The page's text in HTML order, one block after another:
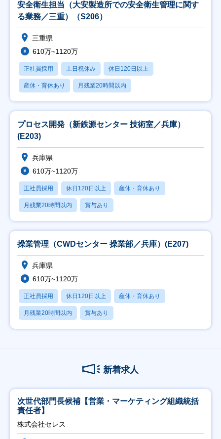
安全衛生担当（大安製造所での安全衛生管理に関す
る業務／三重）（S206）
三重県
610万~1120万
正社員採用 土日祝休み 休日120日以上
産休・育休あり 月残業20時間以内
プロセス開発（新鉄源センター 技術室／兵庫）
(E203)
兵庫県
610万~1120万
正社員採用 休日120日以上 産休・育休あり
月残業20時間以内 賞与あり
操業管理（CWDセンター 操業部／兵庫）(E207)
兵庫県
610万~1120万
正社員採用 休日120日以上 産休・育休あり
月残業20時間以内 賞与あり
新着求人
次世代部門長候補【営業・マーケティング組織統括
責任者】
株式会社セレス